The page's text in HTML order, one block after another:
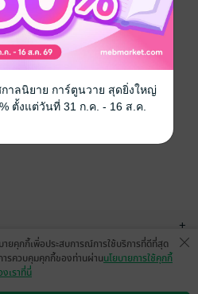
+
ายคุกกี้เพื่อประสบการณ์การใช้บริการที่ดีที่สุด
ารควบคุมคุกกี้ของท่านผ่านนโยบายการใช้คุกกี้
งเราที่นี่
กาลนิยาย การ์ตูนวาย สุดยิ่งใหญ่
ตั้งแต่วันที่ 31 ก.ค. - 16 ส.ค.